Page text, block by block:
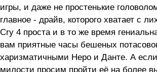
игры, и даже не простенькие
главное - драйв, которого хватает с
Cry 4 проста и в то же время
вам приятные часы бешеных
харизматичными Неро и Данте. А
милости просим пройти её на более